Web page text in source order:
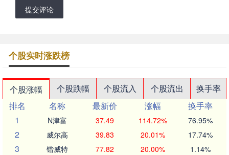
提交评论
个股实时涨跌榜
个股涨幅 个股跌幅 个股流入 个股流出
换手率
排名
名称 最新价 涨幅
换手率
1
N津富 37.49 114.72% 76.95%
2 威尔高 39.83 20.01% 17.74%
3 锴威特 77.82 20.00% 1.14%